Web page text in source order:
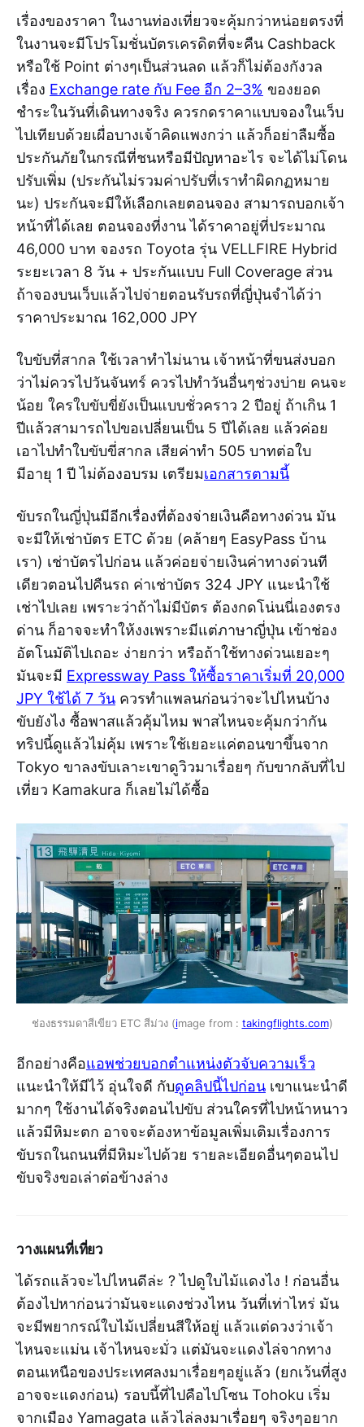
เรื่องของราคา ในงานท่องเที่ยวจะคุ้มกว่าหน่อยตรงที่
ในงานจะมีโปรโมชั่นบัตรเครดิตที่จะคืน Cashback
หรือใช้ Point ต่างๆเป็นส่วนลด แล้วก็ไม่ต้องกังวล
เรื่อง Exchange rate กับ Fee อีก 2–3% ของยอด
ชำระในวันที่เดินทางจริง ควรกดราคาแบบจองในเว็บ
ไปเทียบด้วยเผื่อบางเจ้าคิดแพงกว่า แล้วก็อย่าลืมซื้อ
ประกันภัยในกรณีที่ชนหรือมีปัญหาอะไร จะได้ไม่โดน
ปรับเพิ่ม (ประกันไม่รวมค่าปรับที่เราทำผิดกฏหมาย
นะ) ประกันจะมีให้เลือกเลยตอนจอง สามารถบอกเจ้า
หน้าที่ได้เลย ตอนจองที่งาน ได้ราคาอยู่ที่ประมาณ
46,000 บาท จองรถ Toyota รุ่น VELLFIRE Hybrid
ระยะเวลา 8 วัน + ประกันแบบ Full Coverage ส่วน
ถ้าจองบนเว็บแล้วไปจ่ายตอนรับรถที่ญี่ปุ่นจำได้ว่า
ราคาประมาณ 162,000 JPY
ใบขับที่สากล ใช้เวลาทำไม่นาน เจ้าหน้าที่ขนส่งบอก
ว่าไม่ควรไปวันจันทร์ ควรไปทำวันอื่นๆช่วงบ่าย คนจะ
น้อย ใครใบขับขี่ยังเป็นแบบชั่วคราว 2 ปีอยู่ ถ้าเกิน 1
ปีแล้วสามารถไปขอเปลี่ยนเป็น 5 ปีได้เลย แล้วค่อย
เอาไปทำใบขับขี่สากล เสียค่าทำ 505 บาทต่อใบ
มีอายุ 1 ปี ไม่ต้องอบรม เตรียมเอกสารตามนี้
ขับรถในญี่ปุ่นมีอีกเรื่องที่ต้องจ่ายเงินคือทางด่วน มัน
จะมีให้เช่าบัตร ETC ด้วย (คล้ายๆ EasyPass บ้าน
เรา) เช่าบัตรไปก่อน แล้วค่อยจ่ายเงินค่าทางด่วนที
เดียวตอนไปคืนรถ ค่าเช่าบัตร 324 JPY แนะนำใช้
เช่าไปเลย เพราะว่าถ้าไม่มีบัตร ต้องกดโน่นนี่เองตรง
ด่าน ก็อาจจะทำให้งงเพราะมีแต่ภาษาญี่ปุ่น เข้าช่อง
อัตโนมัติไปเถอะ ง่ายกว่า หรือถ้าใช้ทางด่วนเยอะๆ
มันจะมี Expressway Pass ให้ซื้อราคาเริ่มที่ 20,000
JPY ใช้ได้ 7 วัน ควรทำแพลนก่อนว่าจะไปไหนบ้าง
ขับยังไง ซื้อพาสแล้วคุ้มไหม พาสไหนจะคุ้มกว่ากัน
ทริปนี้ดูแล้วไม่คุ้ม เพราะใช้เยอะแค่ตอนขาขึ้นจาก
Tokyo ขาลงขับเลาะเขาดูวิวมาเรื่อยๆ กับขากลับที่ไป
เที่ยว Kamakura ก็เลยไม่ได้ซื้อ
ช่องธรรมดาสีเขียว ETC สีม่วง (image from : takingflights.com)
อีกอย่างคือแอพช่วยบอกตำแหน่งตัวจับความเร็ว
แนะนำให้มีไว้ อุ่นใจดี กับดูคลิปนี้ไปก่อน เขาแนะนำดี
มากๆ ใช้งานได้จริงตอนไปขับ ส่วนใครที่ไปหน้าหนาว
แล้วมีหิมะตก อาจจะต้องหาข้อมูลเพิ่มเติมเรื่องการ
ขับรถในถนนที่มีหิมะไปด้วย รายละเอียดอื่นๆตอนไป
ขับจริงขอเล่าต่อข้างล่าง
วางแผนที่เที่ยว
ได้รถแล้วจะไปไหนดีล่ะ ? ไปดูใบไม้แดงไง ! ก่อนอื่น
ต้องไปหาก่อนว่ามันจะแดงช่วงไหน วันที่เท่าไหร่ มัน
จะมีพยากรณ์ใบไม้เปลี่ยนสีให้อยู่ แล้วแต่ดวงว่าเจ้า
ไหนจะแม่น เจ้าไหนจะมั่ว แต่มันจะแดงไล่จากทาง
ตอนเหนือของประเทศลงมาเรื่อยๆอยู่แล้ว (ยกเว้นที่สูง
อาจจะแดงก่อน) รอบนี้ที่ไปคือไปโซน Tohoku เริ่ม
จากเมือง Yamagata แล้วไล่ลงมาเรื่อยๆ จริงๆอยาก